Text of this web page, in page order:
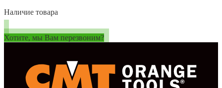
Наличие товара
Хотите, мы Вам перезвоним?